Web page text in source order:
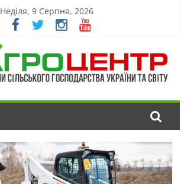
Неділя, 9 Серпня, 2026